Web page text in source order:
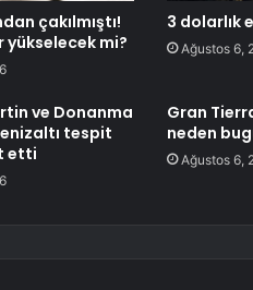
çakılmıştı!
yükselecek mi?
3 dolarlık
Ağustos 6,
ve Donanma
tespit
etti
Gran
neden
Ağustos 6,